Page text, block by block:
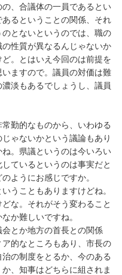
の、合議体の一員であるとい
るということの関係、それ
とないというのでは、職の
性質が異なるんじゃないか
。とはいえ今回のは前提を
ますので。議員の対価は難
淡もあるでしょうし、議員
勤的なものから、いわゆる
ゃないかという議論もあり
。県議というのは今いろい
ているというのは事実だと
ようにお感じですか。
うこともありますけどね。
な。それがそう変わること
か難しいですね。
会とか地方の首長との関係
的なところもあり、市長の
の制度をとるか、今のある
、知事はどちらに組されま